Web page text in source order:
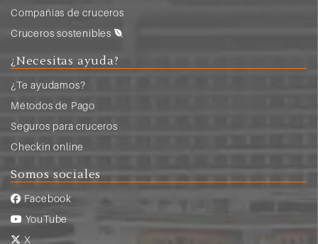
Compañias de cruceros
Cruceros sostenibles
¿Necesitas ayuda?
¿Te ayudamos?
Métodos de Pago
Seguros para cruceros
Checkin online
Somos sociales
Facebook
YouTube
X